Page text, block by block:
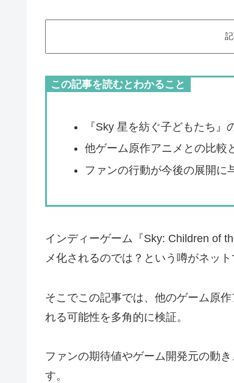
この記事を読むとわかること
『Sky 星を紡ぐ子どもたち』
他ゲーム原作アニメとの比較
ファンの行動が今後の展開に
インディーゲーム『Sky: Children of
メ化されるのでは？という噂がネット
そこでこの記事では、他のゲーム原
れる可能性を多角的に検証。
ファンの期待値やゲーム開発元の動
す。